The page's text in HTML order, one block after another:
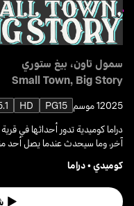
سمول تاون، بيغ ستوري
Small Town, Big Story
20251 موسم PG15
HD
دراما كوميدية تدور أحداثها في
آخر، وما سيحدث عندما يصل أحد
كوميدي•دراما